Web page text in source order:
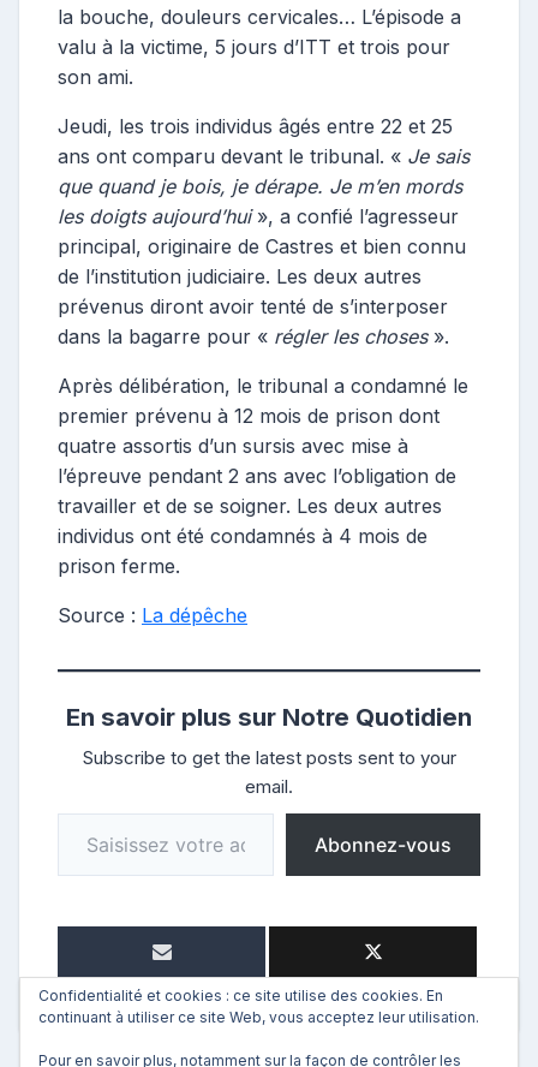
la bouche, douleurs cervicales… L’épisode a
valu à la victime, 5 jours d’ITT et trois pour
son ami.
Jeudi, les trois individus âgés entre 22 et 25
ans ont comparu devant le tribunal. « Je sais
que quand je bois, je dérape. Je m’en mords
les doigts aujourd’hui», a confié l’agresseur
principal, originaire de Castres et bien connu
de l’institution judiciaire. Les deux autres
prévenus diront avoir tenté de s’interposer
dans la bagarre pour « régler les choses».
Après délibération, le tribunal a condamné le
premier prévenu à 12 mois de prison dont
quatre assortis d’un sursis avec mise à
l’épreuve pendant 2 ans avec l’obligation de
travailler et de se soigner. Les deux autres
individus ont été condamnés à 4 mois de
prison ferme.
Source : La dépêche
En savoir plus sur Notre Quotidien
Subscribe to get the latest posts sent to your
email.
Saisissez votre adresse e-mail…
Abonnez-vous
Confidentialité et cookies : ce site utilise des cookies. En
continuant à utiliser ce site Web, vous acceptez leur utilisation.
Pour en savoir plus, notamment sur la façon de contrôler les